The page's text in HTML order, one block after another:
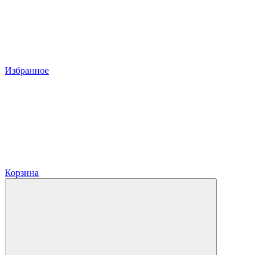
Избранное
Корзина